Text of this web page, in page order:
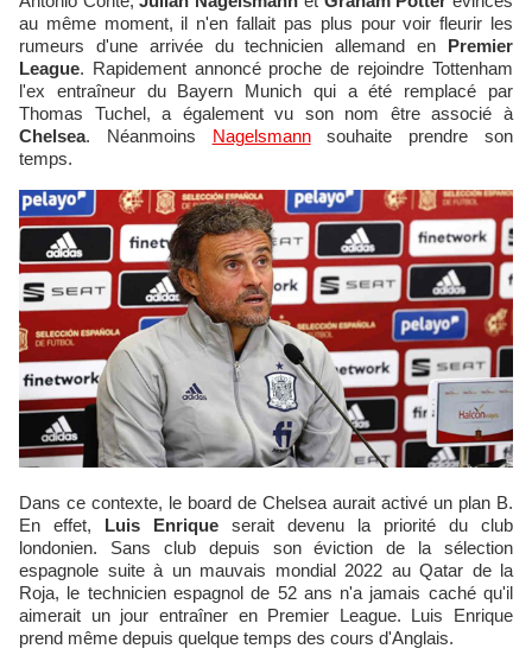
au même moment, il n'en fallait pas plus pour voir fleurir les
rumeurs d'une arrivée du technicien allemand en Premier
League. Rapidement annoncé proche de rejoindre Tottenham
l'ex entraîneur du Bayern Munich qui a été remplacé par
Thomas Tuchel, a également vu son nom être associé à
Chelsea. Néanmoins Nagelsmannsouhaite prendre son
temps.
Dans ce contexte, le board de Chelsea aurait activé un plan B.
En effet, Luis Enrique serait devenu la priorité du club
londonien. Sans club depuis son éviction de la sélection
espagnole suite à un mauvais mondial 2022 au Qatar de la
Roja, le technicien espagnol de 52 ans n'a jamais caché qu'il
aimerait un jour entraîner en Premier League. Luis Enrique
prend même depuis quelque temps des cours d'Anglais.